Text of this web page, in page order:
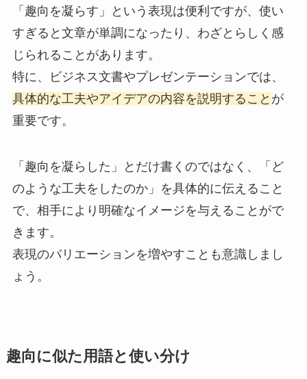
「趣向を凝らす」という表現は便利ですが、使い
すぎると文章が単調になったり、わざとらしく感
じられることがあります。
特に、ビジネス文書やプレゼンテーションでは、
具体的な工夫やアイデアの内容を説明すること が
重要です。
「趣向を凝らした」とだけ書くのではなく、「ど
のような工夫をしたのか」を具体的に伝えること
で、相手により明確なイメージを与えることがで
きます。
表現のバリエーションを増やすことも意識しまし
ょう。
趣向に似た用語と使い分け